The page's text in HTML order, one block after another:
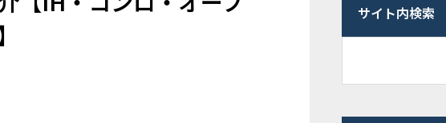
サイト内検索